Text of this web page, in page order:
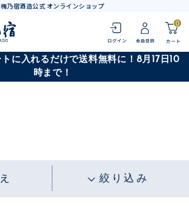
梅乃宿酒造公式 オンラインショップ
0
に入れるだけで送料無料に！8月17日10
時まで！
絞り込み